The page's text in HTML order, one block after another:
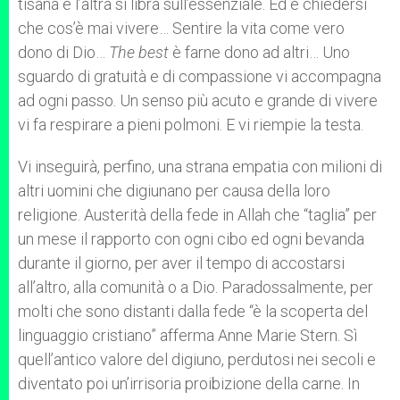
tisana e l’altra si libra sull’essenziale. Ed è chiedersi
che cos’è mai vivere… Sentire la vita come vero
dono di Dio… The best è farne dono ad altri… Uno
sguardo di gratuità e di compassione vi accompagna
ad ogni passo. Un senso più acuto e grande di vivere
vi fa respirare a pieni polmoni. E vi riempie la testa.
Vi inseguirà, perfino, una strana empatia con milioni di
altri uomini che digiunano per causa della loro
religione. Austerità della fede in Allah che “taglia” per
un mese il rapporto con ogni cibo ed ogni bevanda
durante il giorno, per aver il tempo di accostarsi
all’altro, alla comunità o a Dio. Paradossalmente, per
molti che sono distanti dalla fede “è la scoperta del
linguaggio cristiano” afferma Anne Marie Stern. Sì
quell’antico valore del digiuno, perdutosi nei secoli e
diventato poi un’irrisoria proibizione della carne. In